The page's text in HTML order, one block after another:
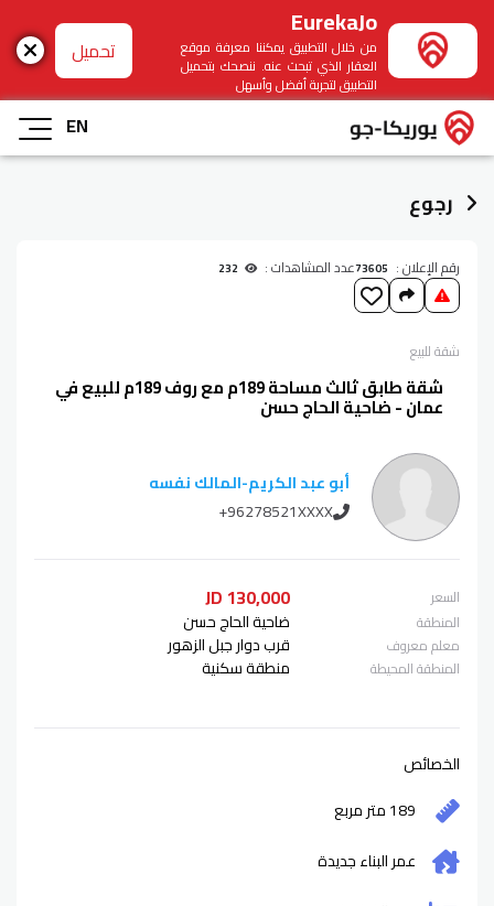
EurekaJo
من خلال التطبيق يمكننا معرفة موقع
العقار الذي تبحث عنه. ننصحك بتحميل
التطبيق لتجربة أفضل وأسهل
تحميل
EN
رجوع
رقم الإعلان : 73605عدد المشاهدات :
شقةللبيع
شقة طابق ثالث مساحة 189م مع روف 189م للبيع في
عمان - ضاحية الحاج حسن
أبو عبد الكريم-المالك نفسه
+96278521XXXX
السعر 130,000 JD
المنطقة ضاحية الحاج حسن
معلم معروف قرب دوار جبل الزهور
المنطقة المحيطة منطقة سكنية
الخصائص
189 متر مربع
عمر البناءجديدة